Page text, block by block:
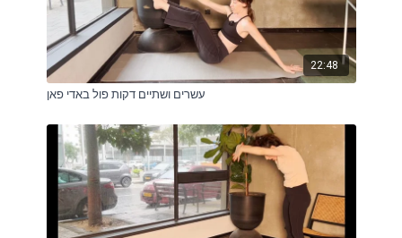
22:48
עשרים ושתיים דקות פול באדי פאן